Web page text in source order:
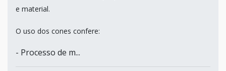
e material.
O uso dos cones confere:
- Processo de m...